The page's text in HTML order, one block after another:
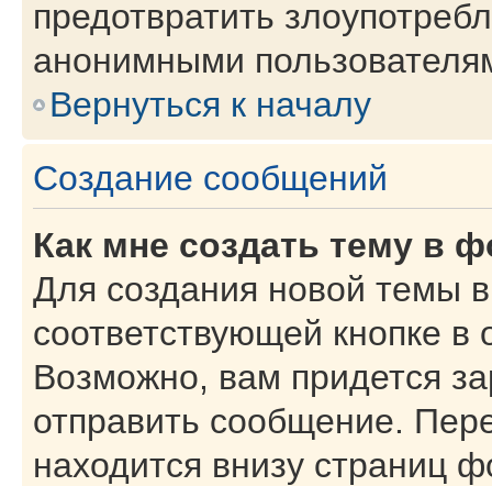
предотвратить
анонимными
Вернуться к началу
Создание сообщений
Как мне создать тему в
Для создания новой темы
соответствующей кнопке
Возможно, вам придется
отправить сообщение.
находится внизу